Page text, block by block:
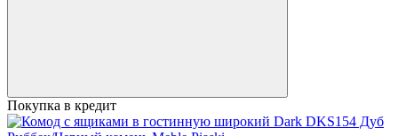
Покупка в кредит